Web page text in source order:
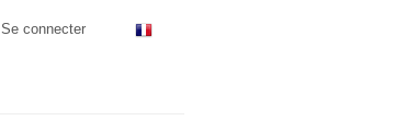
Se connecter